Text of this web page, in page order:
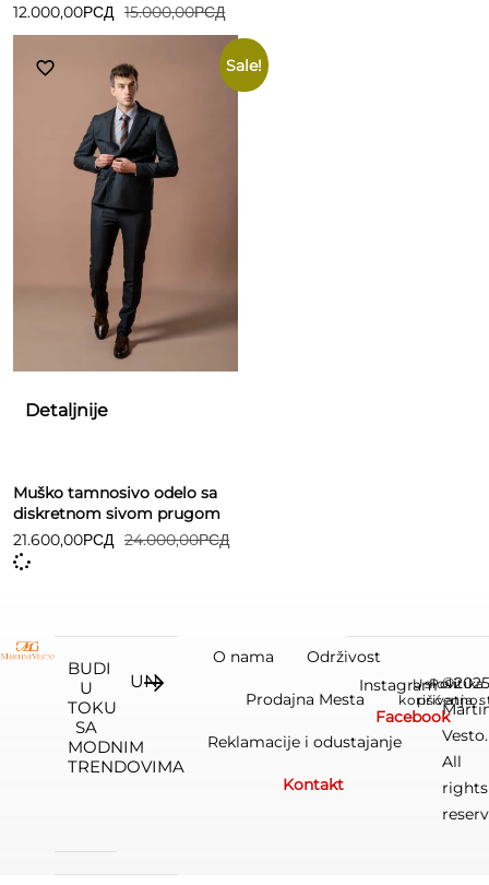
15.000,00РСД
12.000,00РСД
Sale!
Detaljnije
Muško tamnosivo odelo sa
diskretnom sivom prugom
24.000,00РСД
21.600,00РСД
BUDI
U
TOKU
SA
MODNIM
TRENDOVIMA
O nama Održivost
Prodajna Mesta
Reklamacije i odustajanje
Kontakt
Vesto.
All
rights
Instagram
Facebook
Uslovi
korišćenja
Politika